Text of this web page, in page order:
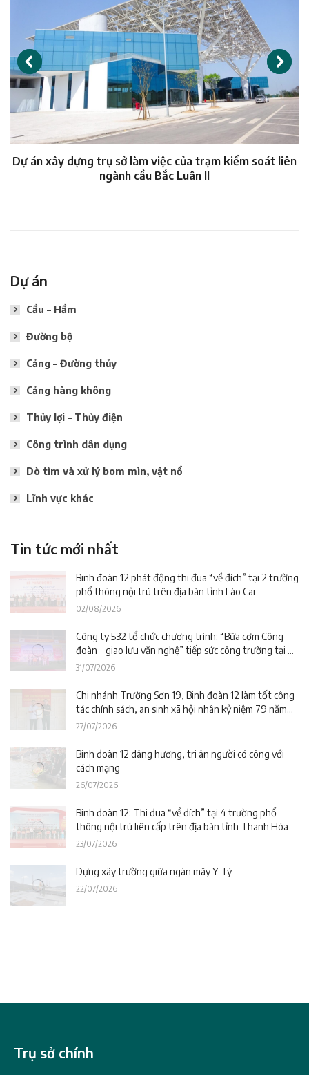
Dự án xây dựng trụ sở làm việc của trạm kiểm soát liên
ngành cầu Bắc Luân II
Dự án
Cầu – Hầm
Đường bộ
Cảng – Đường thủy
Cảng hàng không
Thủy lợi – Thủy điện
Công trình dân dụng
Dò tìm và xử lý bom mìn, vật nổ
Lĩnh vực khác
Tin tức mới nhất
Binh đoàn 12 phát động thi đua “về đích” tại 2 trường
phổ thông nội trú trên địa bàn tỉnh Lào Cai
02/08/2026
Công ty 532 tổ chức chương trình: “Bữa cơm Công
đoàn – giao lưu văn nghệ” tiếp sức công trường tại dự
án Trường phổ thông nội trú liên cấp La Êê (TP. Đà
31/07/2026
Chi nhánh Trường Sơn 19, Binh đoàn 12 làm tốt công
tác chính sách, an sinh xã hội nhân kỷ niệm 79 năm
Ngày Thương binh – Liệt sĩ
27/07/2026
Binh đoàn 12 dâng hương, tri ân người có công với
cách mạng
26/07/2026
Binh đoàn 12: Thi đua “về đích” tại 4 trường phổ
thông nội trú liên cấp trên địa bàn tỉnh Thanh Hóa
23/07/2026
Dựng xây trường giữa ngàn mây Y Tý
22/07/2026
Trụ sở chính